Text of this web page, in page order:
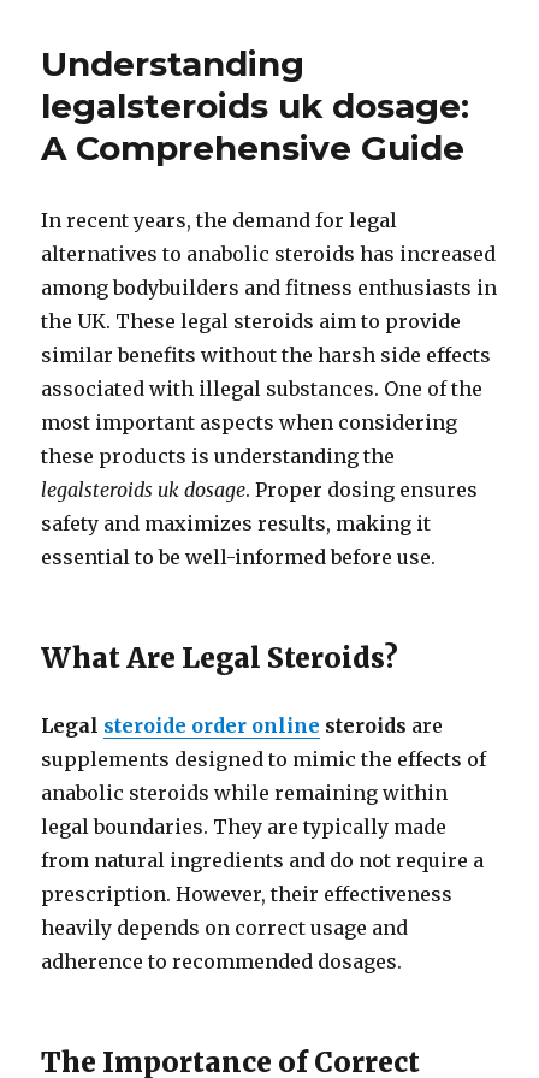
RU
455567678
Understanding
legalsteroids uk dosage:
A Comprehensive Guide
In recent years, the demand for legal
alternatives to anabolic steroids has increased
among bodybuilders and fitness enthusiasts in
the UK. These legal steroids aim to provide
similar benefits without the harsh side effects
associated with illegal substances. One of the
most important aspects when considering
these products is understanding the
legalsteroids uk dosage. Proper dosing ensures
safety and maximizes results, making it
essential to be well-informed before use.
What Are Legal Steroids?
Legal steroide order online steroids are
supplements designed to mimic the effects of
anabolic steroids while remaining within
legal boundaries. They are typically made
from natural ingredients and do not require a
prescription. However, their effectiveness
heavily depends on correct usage and
adherence to recommended dosages.
The Importance of Correct